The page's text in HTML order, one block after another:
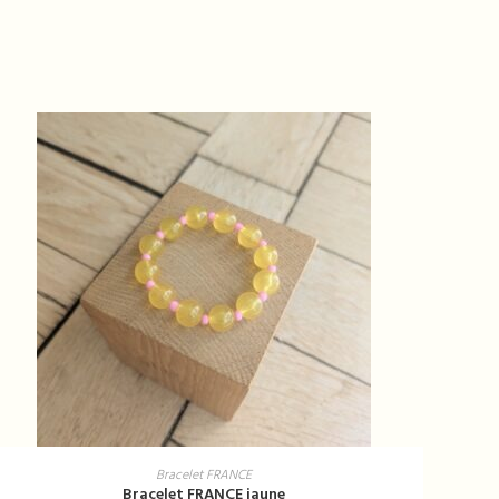
AJOUTER AU PANIER
Bracelet FRANCE
Bracelet FRANCE jaune